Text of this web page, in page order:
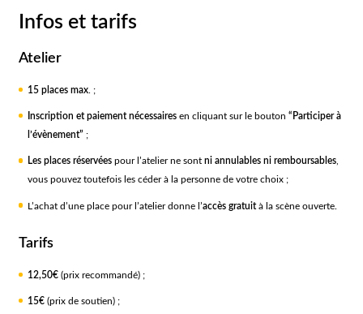
Infos et tarifs
Atelier
15 places max. ;
Inscription et paiement nécessairesen cliquant sur le bouton “Participer à
l’évènement” ;
Les places réservéespour l’atelier ne sont ni annulables ni remboursables,
vous pouvez toutefois les céder à la personne de votre choix ;
L’achat d’une place pour l’atelier donne l’accès gratuità la scène ouverte.
Tarifs
12,50€(prix recommandé) ;
15€(prix de soutien) ;